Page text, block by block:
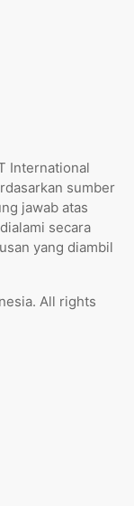
International
sumber
jawab atas
secara
yang diambil
All rights